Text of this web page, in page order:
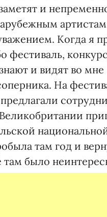
и
Когда я
фестиваль,
и видят во мне
На
там год и
было